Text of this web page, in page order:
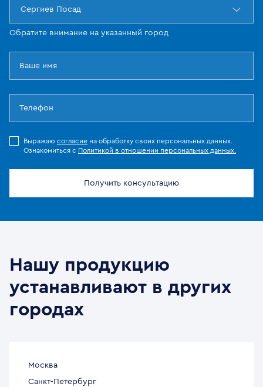
Сергиев Посад
Обратите внимание на указанный город
Выражаю согласие на обработку своих персональных данных.
Ознакомиться с Политикой в отношении персональных данных.
Получить консультацию
Нашу продукцию
устанавливают в других
городах
Москва
Санкт-Петербург